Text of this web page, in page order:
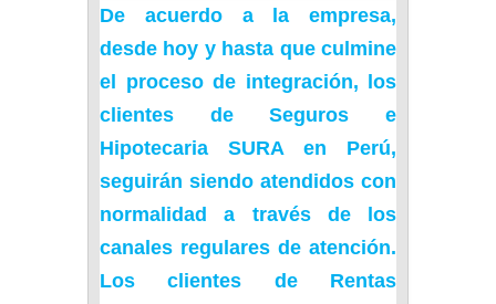
De acuerdo a la empresa,
desde hoy y hasta que culmine
el proceso de integración, los
clientes de Seguros e
Hipotecaria SURA en Perú,
seguirán siendo atendidos con
normalidad a través de los
canales regulares de atención.
Los clientes de Rentas